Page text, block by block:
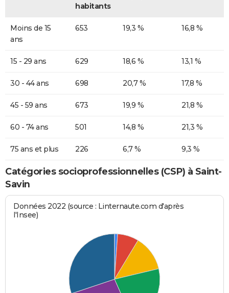
habitants
Moins de 15
ans
653 19,3 % 16,8 %
15 - 29 ans 629 18,6 % 13,1 %
30 - 44 ans 698 20,7 % 17,8 %
45 - 59 ans 673 19,9 % 21,8 %
60 - 74 ans 501 14,8 % 21,3 %
75 ans et plus 226 6,7 % 9,3 %
Catégories socioprofessionnelles (CSP) à Saint-
Savin
Données 2022 (source : Linternaute.com d'après
l'Insee)